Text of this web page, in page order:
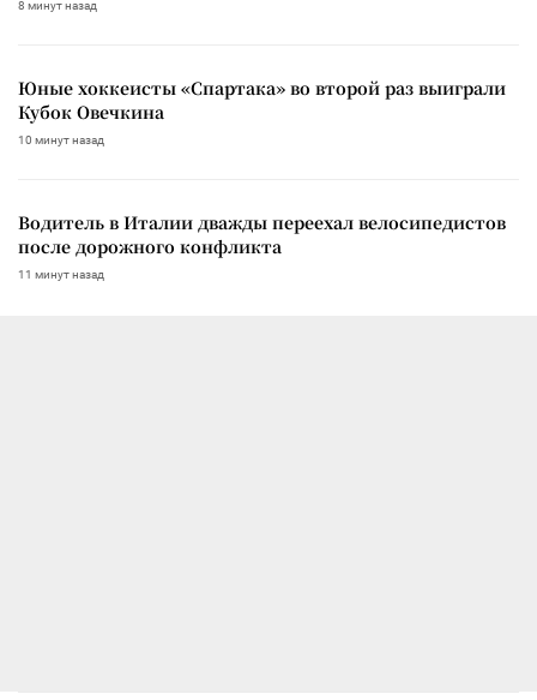
8 минут назад
Юные хоккеисты «Спартака» во второй раз выиграли
Кубок Овечкина
10 минут назад
Водитель в Италии дважды переехал велосипедистов
после дорожного конфликта
11 минут назад